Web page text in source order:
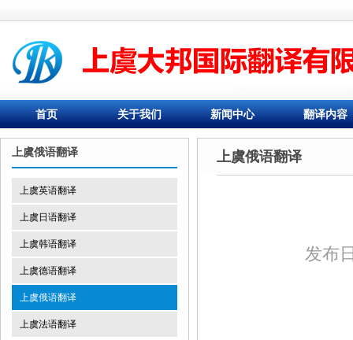
首页 关于我们 新闻中心 翻译内容
上虞俄语翻译
上虞英语翻译
上虞日语翻译
上虞韩语翻译
上虞德语翻译
上虞俄语翻译
上虞法语翻译
上虞俄语翻译
发布